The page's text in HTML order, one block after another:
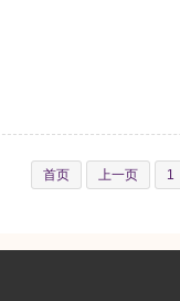
首页 上一页 1